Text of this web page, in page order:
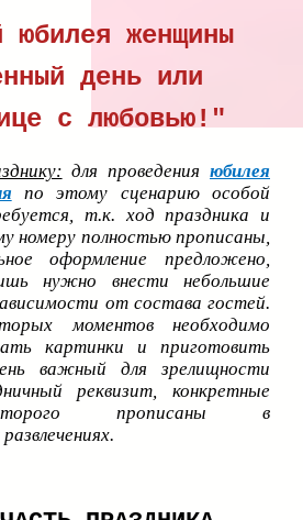
юбилея женщины
день или
с любовью!"
для проведенияюбилея
по этому сценарию особой
т.к. ход праздника и
номеру полностью прописаны,
оформление предложено,
нужно внести небольшие
от состава гостей.
моментов необходимо
картинки и приготовить
важный для зрелищности
реквизит, конкретные
прописаны в